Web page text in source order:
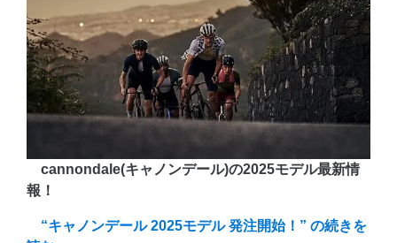
cannondale(キャノンデール)の2025モデル最新情
報！
“キャノンデール 2025モデル 発注開始！” の続きを